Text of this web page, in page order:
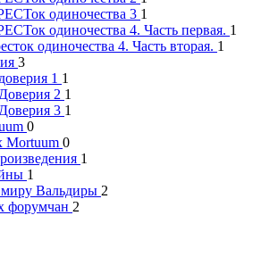
одиночества 3 1
одиночества 4. Часть первая. 1
одиночества 4. Часть вторая. 1
3
1 1
2 1
3 1
0
Mortuum 0
1
1
Вальдиры 2
форумчан 2